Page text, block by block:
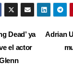
Adrian
Dead’ ya
el actor